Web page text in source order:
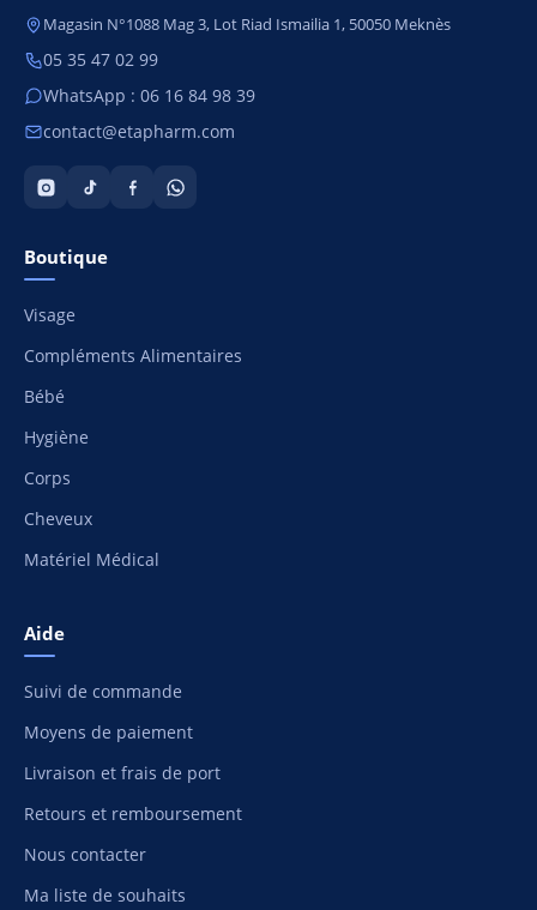
Magasin N°1088 Mag 3, Lot Riad Ismailia 1, 50050 Meknès
05 35 47 02 99
WhatsApp : 06 16 84 98 39
contact@etapharm.com
Boutique
Visage
Compléments Alimentaires
Bébé
Hygiène
Corps
Cheveux
Matériel Médical
Aide
Suivi de commande
Moyens de paiement
Livraison et frais de port
Retours et remboursement
Nous contacter
Ma liste de souhaits